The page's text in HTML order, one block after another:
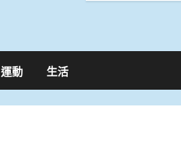
運動 生活